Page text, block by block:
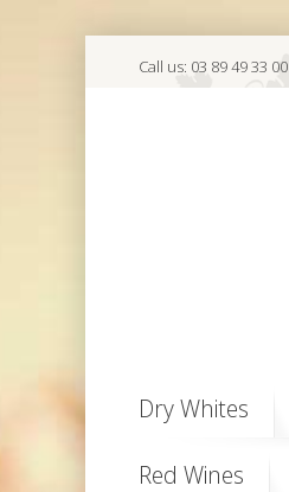
Call us: 03 89 49 33 00
Dry Whites
Red Wines